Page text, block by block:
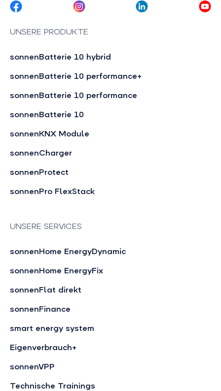
UNSERE PRODUKTE
sonnenBatterie 10 hybrid
sonnenBatterie 10 performance+
sonnenBatterie 10 performance
sonnenBatterie 10
sonnenKNX Module
sonnenCharger
sonnenProtect
sonnenPro FlexStack
UNSERE SERVICES
sonnenHome EnergyDynamic
sonnenHome EnergyFix
sonnenFlat direkt
sonnenFinance
smart energy system
Eigenverbrauch+
sonnenVPP
Technische Trainings